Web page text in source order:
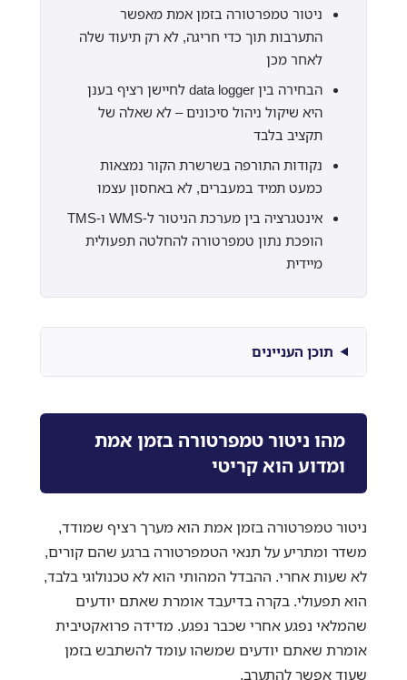
ניטור טמפרטורה בזמן אמת מאפשר
התערבות תוך כדי חריגה, לא רק תיעוד שלה
לאחר מכן
הבחירה בין data logger לחיישן רציף בענן
היא שיקול ניהול סיכונים – לא שאלה של
תקציב בלבד
נקודות התורפה בשרשרת הקור נמצאות
כמעט תמיד במעברים, לא באחסון עצמו
אינטגרציה בין מערכת הניטור ל-WMS ו-TMS
הופכת נתון טמפרטורה להחלטה תפעולית
מיידית
תוכן העניינים
מהו ניטור טמפרטורה בזמן אמת
ומדוע הוא קריטי
ניטור טמפרטורה בזמן אמת הוא מערך רציף שמודד,
משדר ומתריע על תנאי הטמפרטורה ברגע שהם קורים,
לא שעות אחרי. ההבדל המהותי הוא לא טכנולוגי בלבד,
הוא תפעולי. בקרה בדיעבד אומרת שאתם יודעים
שהמלאי נפגע אחרי שכבר נפגע. מדידה פרואקטיבית
אומרת שאתם יודעים שמשהו עומד להשתבש בזמן
שעוד אפשר להתערב.